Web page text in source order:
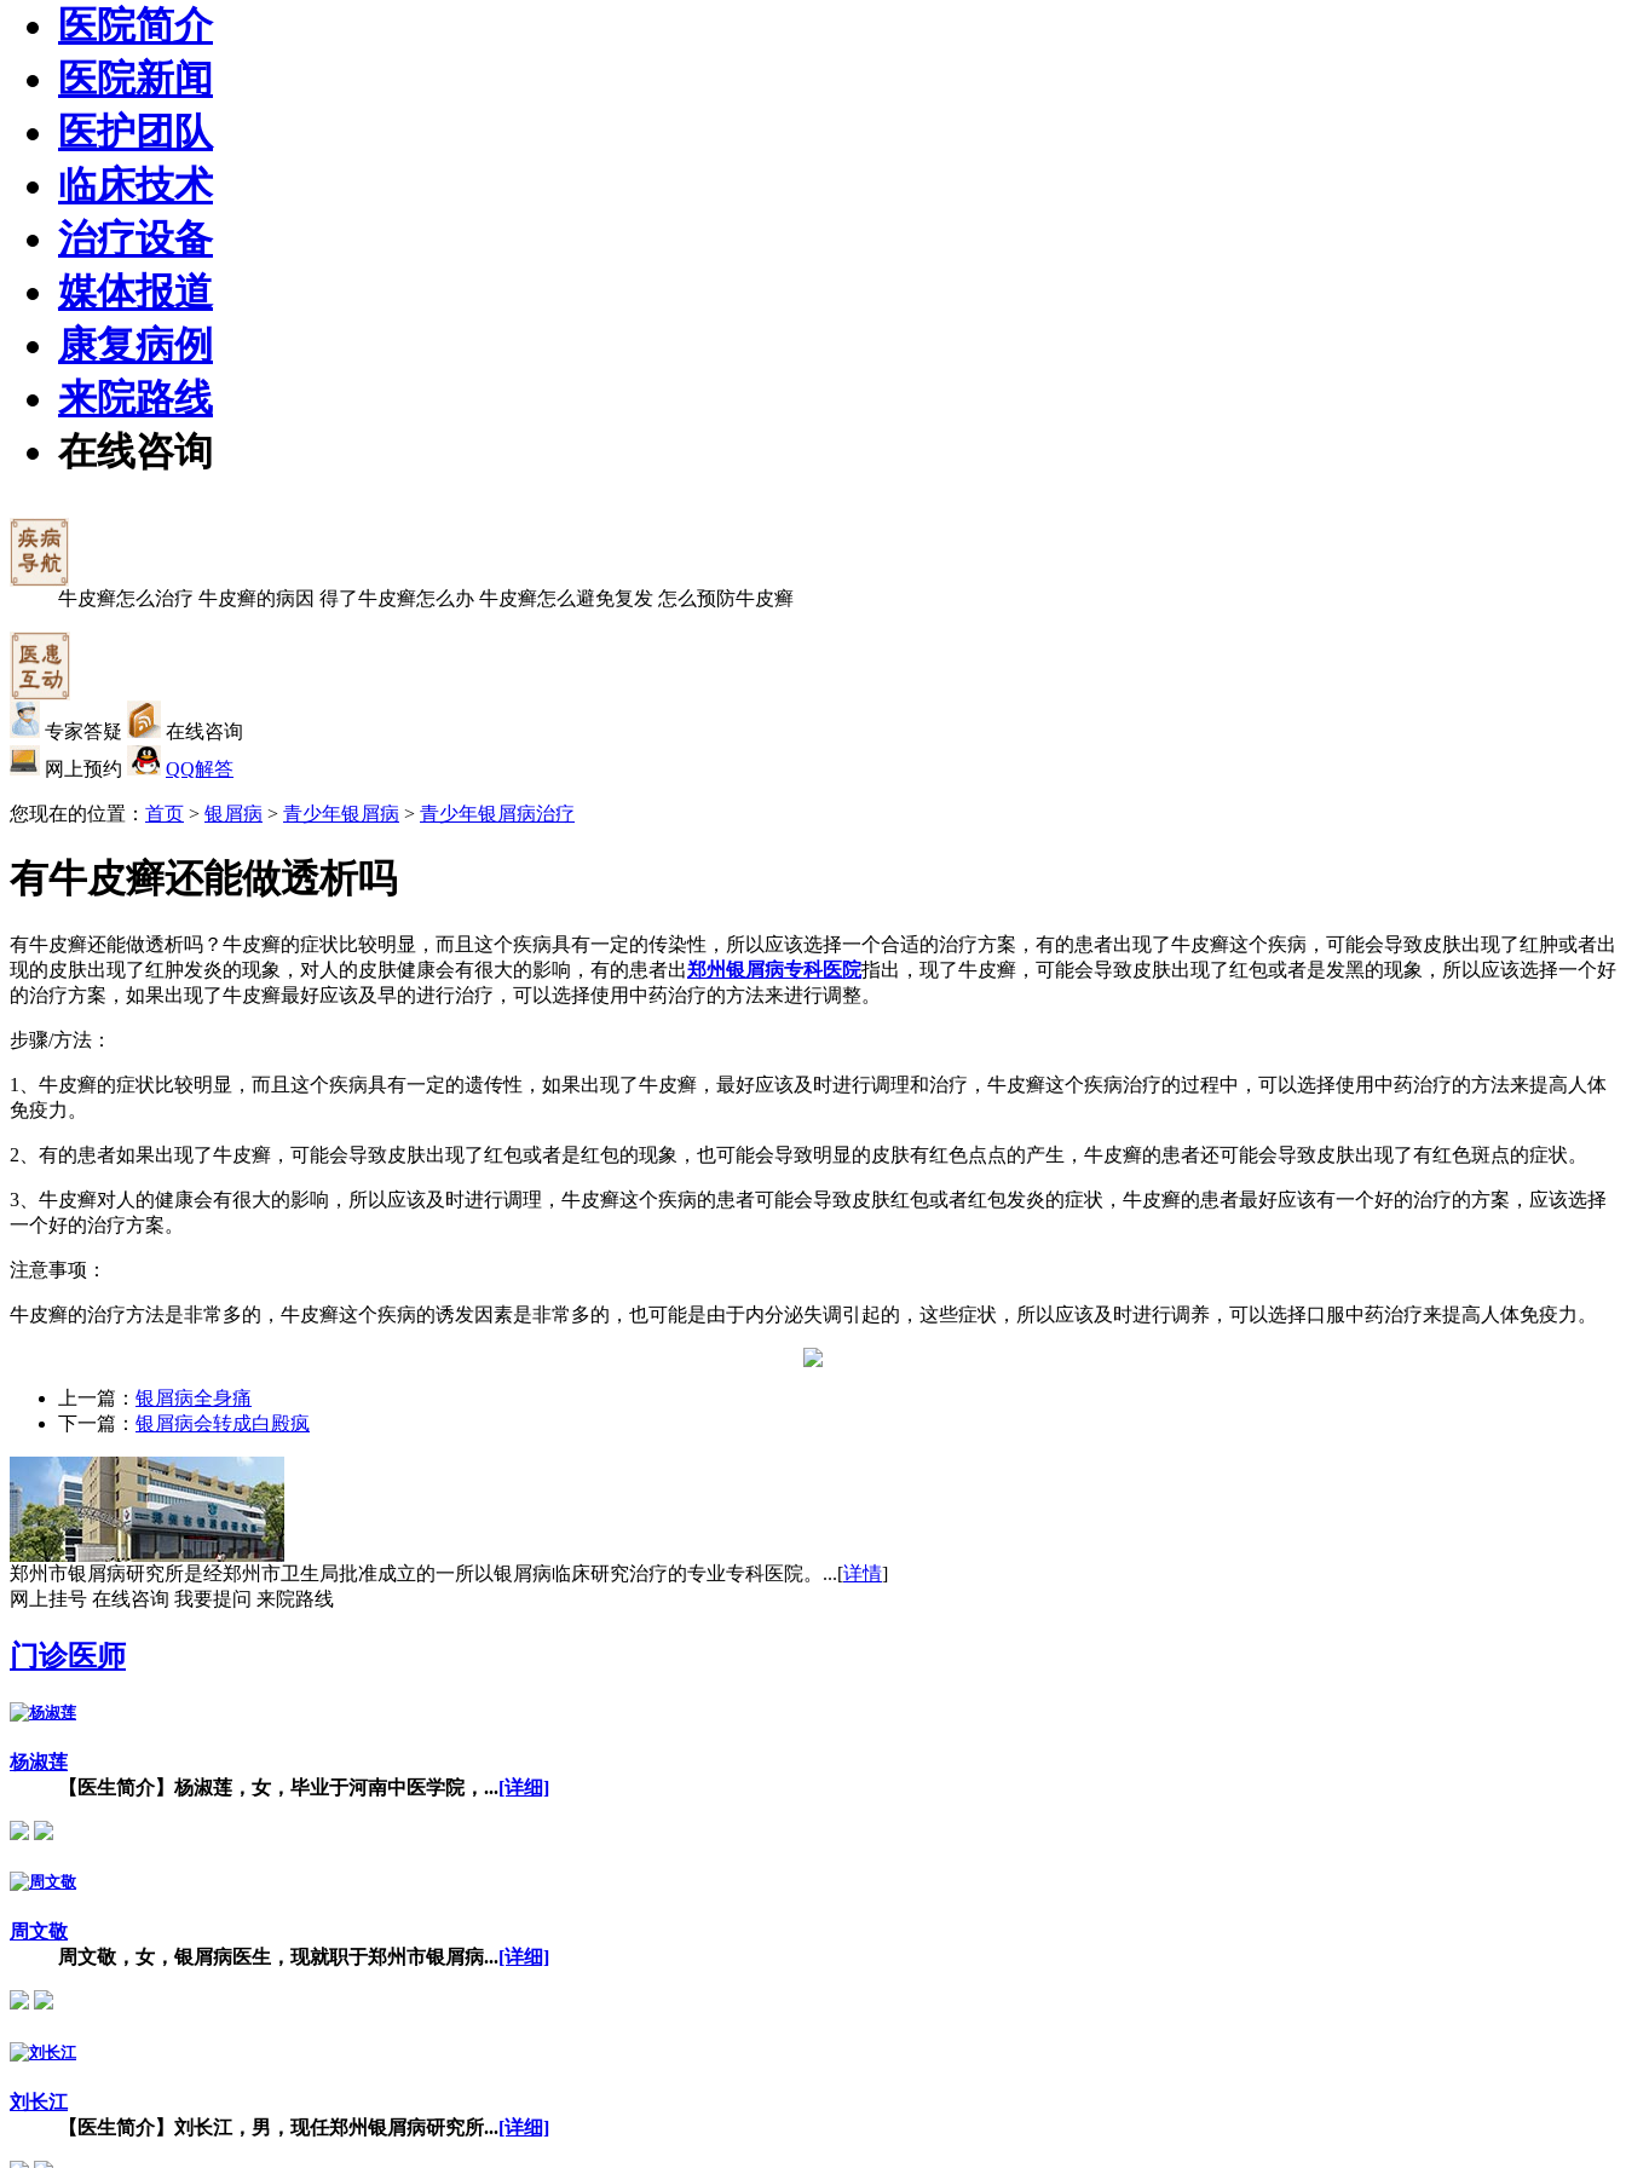
医院简介
医院新闻
医护团队
临床技术
治疗设备
媒体报道
康复病例
来院路线
在线咨询
牛皮癣怎么治疗 牛皮癣的病因 得了牛皮癣怎么办 牛皮癣怎么避免复发 怎么预防牛皮癣
专家答疑
在线咨询
网上预约
QQ解答
您现在的位置： 首页 > 银屑病 > 青少年银屑病 > 青少年银屑病治疗
有牛皮癣还能做透析吗
有牛皮癣还能做透析吗？牛皮癣的症状比较明显，而且这个疾病具有一定的传染性，所以应该选择一个合适的治疗方案，有的患者出现了牛皮癣这个疾病，可能会导致皮肤出现了红肿或者出
现的皮肤出现了红肿发炎的现象，对人的皮肤健康会有很大的影响，有的患者出郑州银屑病专科医院指出，现了牛皮癣，可能会导致皮肤出现了红包或者是发黑的现象，所以应该选择一个好
的治疗方案，如果出现了牛皮癣最好应该及早的进行治疗，可以选择使用中药治疗的方法来进行调整。
步骤/方法：
1、牛皮癣的症状比较明显，而且这个疾病具有一定的遗传性，如果出现了牛皮癣，最好应该及时进行调理和治疗，牛皮癣这个疾病治疗的过程中，可以选择使用中药治疗的方法来提高人体
免疫力。
2、有的患者如果出现了牛皮癣，可能会导致皮肤出现了红包或者是红包的现象，也可能会导致明显的皮肤有红色点点的产生，牛皮癣的患者还可能会导致皮肤出现了有红色斑点的症状。
3、牛皮癣对人的健康会有很大的影响，所以应该及时进行调理，牛皮癣这个疾病的患者可能会导致皮肤红包或者红包发炎的症状，牛皮癣的患者最好应该有一个好的治疗的方案，应该选择
一个好的治疗方案。
注意事项：
牛皮癣的治疗方法是非常多的，牛皮癣这个疾病的诱发因素是非常多的，也可能是由于内分泌失调引起的，这些症状，所以应该及时进行调养，可以选择口服中药治疗来提高人体免疫力。
上一篇： 银屑病全身痛
下一篇： 银屑病会转成白殿疯
郑州市银屑病研究所是经郑州市卫生局批准成立的一所以银屑病临床研究治疗的专业专科医院。...[详情]
网上挂号 在线咨询 我要提问 来院路线
门诊医师
杨淑莲
【医生简介】杨淑莲，女，毕业于河南中医学院，...[详细]
周文敬
周文敬，女，银屑病医生，现就职于郑州市银屑病...[详细]
刘长江
【医生简介】刘长江，男，现任郑州银屑病研究所...[详细]